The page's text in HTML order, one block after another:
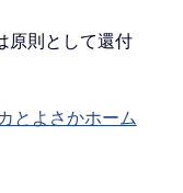
原則として還付
とよさかホーム